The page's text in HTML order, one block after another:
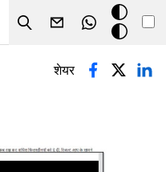
Search
डार्क
मोड
शेयर